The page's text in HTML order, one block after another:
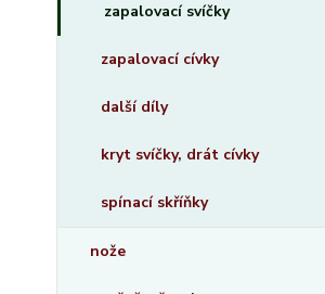
zapalovací svíčky
zapalovací cívky
další díly
kryt svíčky, drát cívky
spínací skříňky
nože